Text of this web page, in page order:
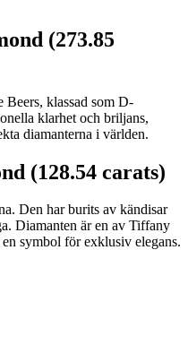
(273.85
Beers, klassad som D-
klarhet och briljans,
diamanterna i världen.
(128.54 carats)
Den har burits av kändisar
Diamanten är en av Tiffany
symbol för exklusiv elegans.